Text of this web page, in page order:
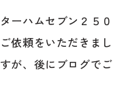
ーハムセブン２５０
依頼をいただきまし
が、後にブログでご